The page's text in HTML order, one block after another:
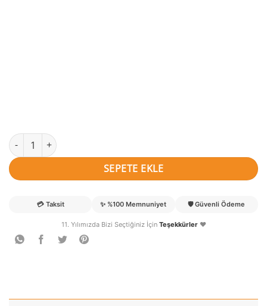
Defne Onur Alp kardeş balonlu kapı süsü adet
SEPETE EKLE
💳 Taksit ✨ %100 Memnuniyet 🛡️ Güvenli Ödeme
11. Yılımızda Bizi Seçtiğiniz İçin Teşekkürler❤️